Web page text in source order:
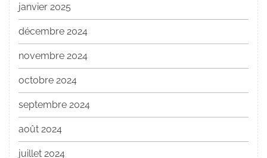
janvier 2025
décembre 2024
novembre 2024
octobre 2024
septembre 2024
août 2024
juillet 2024